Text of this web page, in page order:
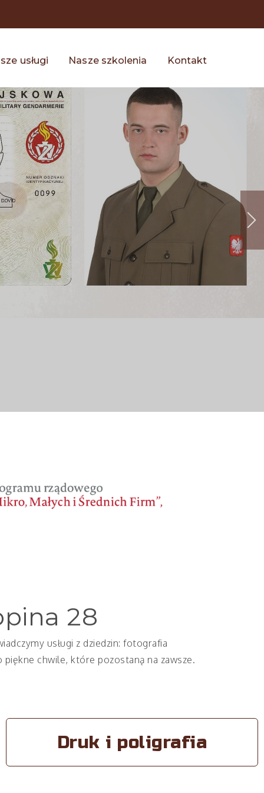
usługi Nasze szkolenia Kontakt
28
usługi z dziedzin: fotografia
chwile, które pozostaną na zawsze.
Druk i poligrafia